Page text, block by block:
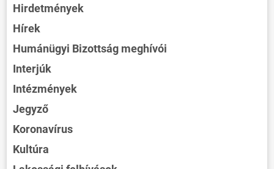
Hirdetmények
Hírek
Humánügyi Bizottság meghívói
Interjúk
Intézmények
Jegyző
Koronavírus
Kultúra